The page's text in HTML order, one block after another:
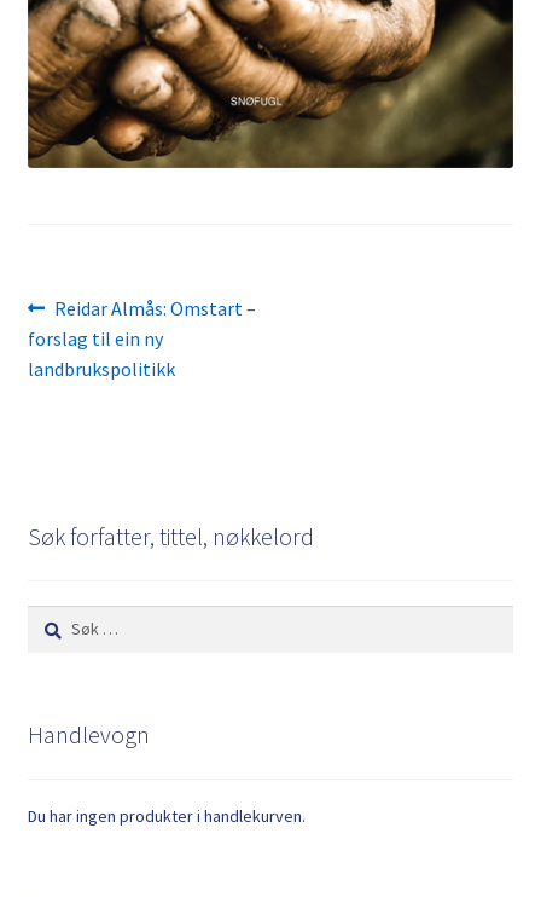
Innleggsnavigasjon
Forrige
innlegg:
Reidar Almås: Omstart –
forslag til ein ny
landbrukspolitikk
Søk forfatter, tittel, nøkkelord
Søk
etter:
Handlevogn
Du har ingen produkter i handlekurven.